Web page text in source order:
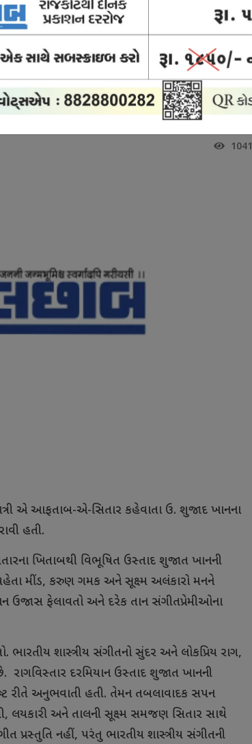
ક્રાઈમ
બ્રેકિંગ
રાજકોટ
શ્રોતાને રાગલોકમાં લઈ ગયા
લઈ ગયા
1041
એ આફતાબ-એ-સિતાર કહેવાતા ઉ. શુજાદ ખાનના
હતી.
ખિતાબથી વિભૂષિત ઉસ્તાદ શુજાત ખાનની
મીંડ, કરુણ ગમક અને સૂક્ષ્મ અલંકારો મનને
ઉજાસ ફેલાવતો અને દરેક તાન સંગીતપ્રેમીઓના
ભારતીય શાસ્ત્રીય સંગીતનો સુંદર અને લોકપ્રિય રાગ,
રાગવિસ્તાર દરમિયાન ઉસ્તાદ શુજાત ખાનની
રીતે અનુભવાતી હતી. તેમન તબલાવાદક સપન
લયકારી અને તાલની સૂક્ષ્મ સમજણ સિતાર સાથે
પ્રસ્તુતિ નહીં, પરંતુ ભારતીય શાસ્ત્રીય સંગીતની